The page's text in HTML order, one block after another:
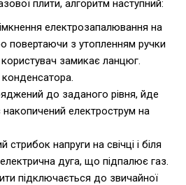
плити, алгоритм наступний:
електрозапалювання на
повертаючи з утопленням ручки
замикає ланцюг.
до заданого рівня, йде
електрострум на
стрибок напруги на свічці і біля
дуга, що підпалює газ.
підключається до звичайної